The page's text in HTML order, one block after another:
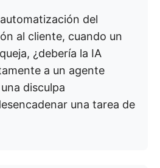
del
al cliente, cuando un
¿debería la IA
a un agente
disculpa
una tarea de